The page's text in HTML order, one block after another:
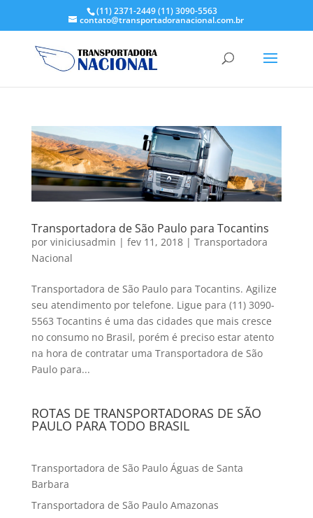
(11) 2371-2449(11) 3090-5563
contato@transportadoranacional.com.br
Transportadora de São Paulo para Tocantins
por viniciusadmin | fev 11, 2018| Transportadora
Nacional
Transportadora de São Paulo para Tocantins. Agilize
seu atendimento por telefone. Ligue para (11) 3090-
5563 Tocantins é uma das cidades que mais cresce
no consumo no Brasil, porém é preciso estar atento
na hora de contratar uma Transportadora de São
Paulo para...
ROTAS DE TRANSPORTADORAS DE SÃO
PAULO PARA TODO BRASIL
Transportadora de São Paulo Águas de Santa
Barbara
Transportadora de São Paulo Amazonas